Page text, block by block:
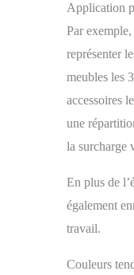
Application
Par
représenter
meubles les
accessoires
une
la surcharge
En plus de
également
travail.
Couleurs